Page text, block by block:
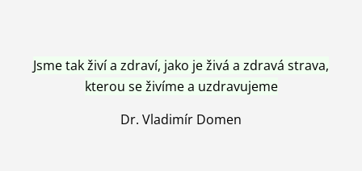
Jsme tak živí a zdraví, jako je živá a zdravá strava,
kterou se živíme a uzdravujeme
Dr. Vladimír Domen